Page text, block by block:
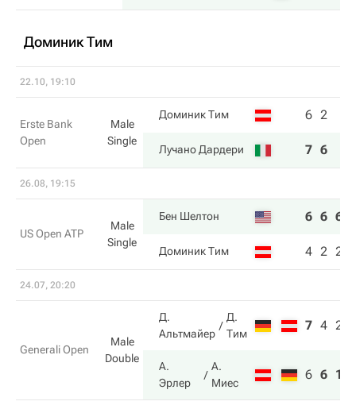
Доминик Тим
22.10, 19:10
Erste Bank
Open
Male
Single
Доминик Тим 6 2
Лучано Дардери 7 6
26.08, 19:15
US Open ATP
Male
Single
Бен Шелтон 6 6 6
Доминик Тим 4 2 2
24.07, 20:20
Generali Open
Male
Double
Д.
Альтмайер
Д.
Тим
7 4 2
А.
Эрлер
А.
Миес
6 6 10